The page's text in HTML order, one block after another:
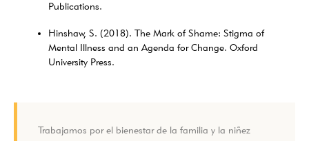
Publications.
Hinshaw, S. (2018). The Mark of Shame: Stigma of
Mental Illness and an Agenda for Change. Oxford
University Press.
Trabajamos por el bienestar de la familia y la niñez